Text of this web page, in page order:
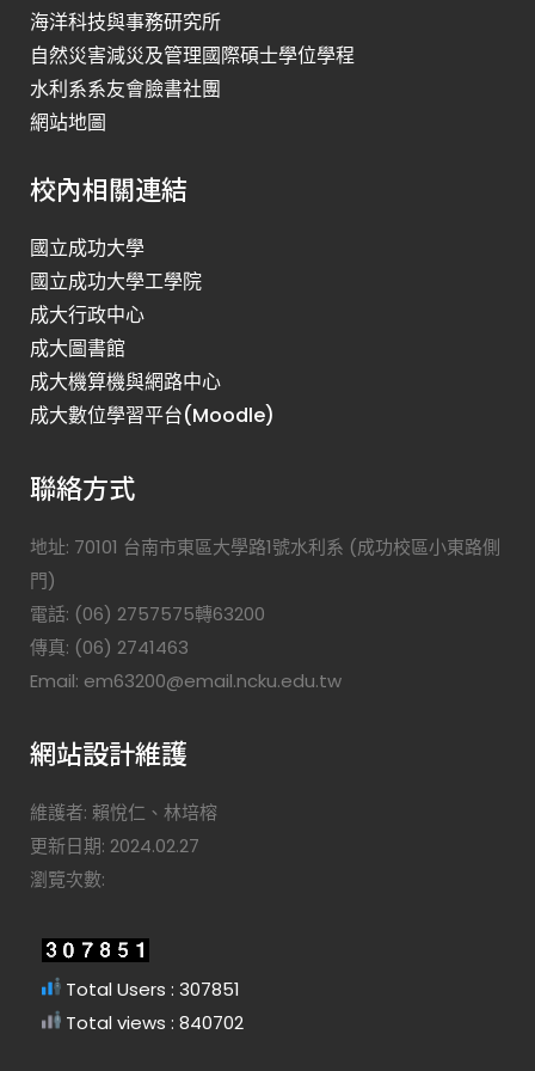
海洋科技與事務研究所
自然災害減災及管理國際碩士學位學程
水利系系友會臉書社團
網站地圖
校內相關連結
國立成功大學
國立成功大學工學院
成大行政中心
成大圖書館
成大機算機與網路中心
成大數位學習平台(Moodle)
聯絡方式
地址: 70101 台南市東區大學路1號水利系 (成功校區小東路側
門)
電話: (06) 2757575轉63200
傳真: (06) 2741463
Email: em63200@email.ncku.edu.tw
網站設計維護
維護者: 賴悅仁、林培榕
更新日期: 2024.02.27
瀏覽次數:
Total Users : 307851
Total views : 840702